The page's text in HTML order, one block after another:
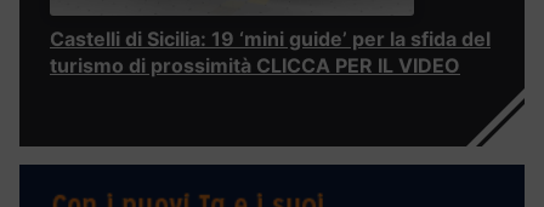
Castelli di Sicilia: 19 ‘mini guide’ per la sfida del
turismo di prossimità CLICCA PER IL VIDEO